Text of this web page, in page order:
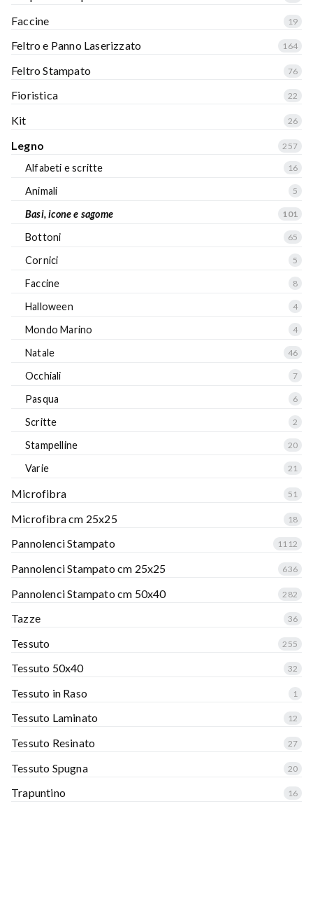
Faccine 19
Feltro e Panno Laserizzato 164
Feltro Stampato 76
Fioristica 22
Kit 26
Legno 257
Alfabeti e scritte 16
Animali 5
Basi, icone e sagome 101
Bottoni 65
Cornici 5
Faccine 8
Halloween 4
Mondo Marino 4
Natale 46
Occhiali 7
Pasqua 6
Scritte 2
Stampelline 20
Varie 21
Microfibra 51
Microfibra cm 25x25 18
Pannolenci Stampato 1112
Pannolenci Stampato cm 25x25 636
Pannolenci Stampato cm 50x40 282
Tazze 36
Tessuto 255
Tessuto 50x40 32
Tessuto in Raso 1
Tessuto Laminato 12
Tessuto Resinato 27
Tessuto Spugna 20
Trapuntino 16